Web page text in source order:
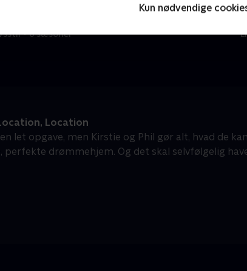
Kun nødvendige
• 6 sæsoner
Location
let opgave, men Kirstie og Phil gør alt, hvad de
perfekte drømmehjem. Og det skal selvfølgelig